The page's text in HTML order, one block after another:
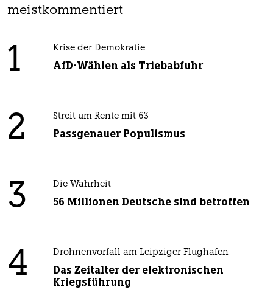
meistkommentiert
1 Krise der Demokratie
AfD-Wählen als Triebabfuhr
2 Streit um Rente mit 63
Passgenauer Populismus
3 Die Wahrheit
56 Millionen Deutsche sind betroffen
4 Drohnenvorfall am Leipziger Flughafen
Das Zeitalter der elektronischen
Kriegsführung